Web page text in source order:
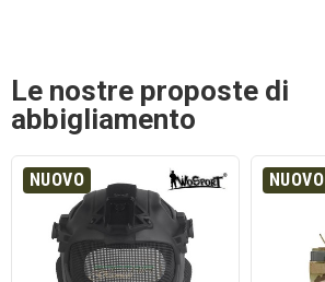
Le nostre proposte di
abbigliamento
NUOVO NUOVO